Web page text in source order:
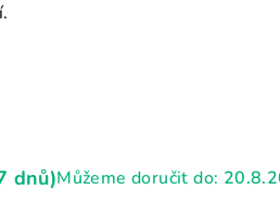
dnů)Můžeme doručit do: